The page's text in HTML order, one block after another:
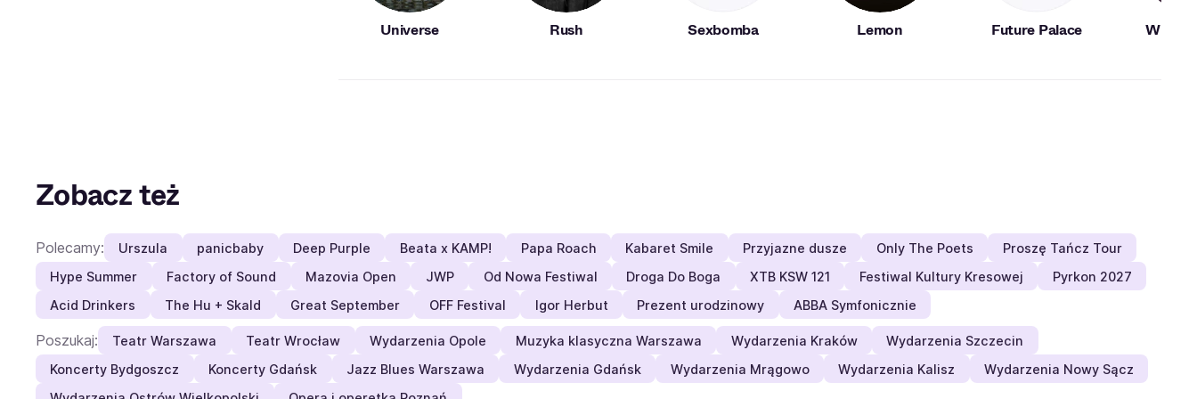
Universe Rush Sexbomba Lemon Future Palace
Zobacz też
Polecamy: Urszula panicbaby Deep Purple Beata x KAMP! Papa Roach Kabaret Smile Przyjazne dusze Only The Poets
Proszę Tańcz Tour
Hype Summer
Factory of Sound Mazovia Open JWP Od Nowa Festiwal Droga Do Boga XTB KSW 121 Festiwal Kultury Kresowej
Pyrkon 2027
Acid Drinkers
The Hu + Skald Great September OFF Festival Igor Herbut Prezent urodzinowy ABBA Symfonicznie
Poszukaj: Teatr Warszawa Teatr Wrocław Wydarzenia Opole Muzyka klasyczna Warszawa Wydarzenia Kraków
Wydarzenia Szczecin
Koncerty Bydgoszcz
Koncerty Gdańsk Jazz Blues Warszawa Wydarzenia Gdańsk Wydarzenia Mrągowo Wydarzenia Kalisz
Wydarzenia Nowy Sącz